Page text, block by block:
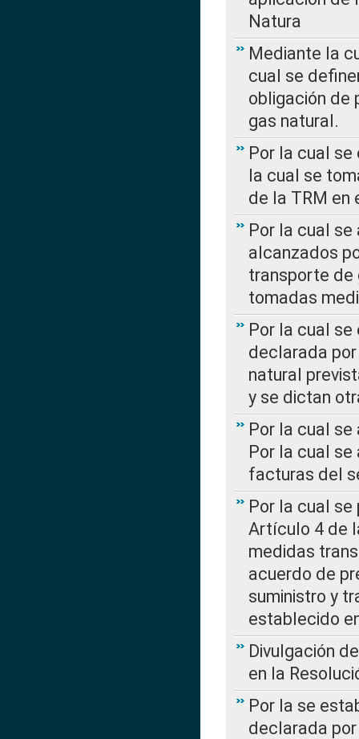
Natura
Mediante la
cual se
obligación de
gas natural.
Por la cual se
la cual se
de la TRM en
Por la cual
alcanzados
transporte de
tomadas
Por la cual
declarada
natural
y se dictan
Por la cual se
Por la cual
facturas del
Por la cual
Artículo 4 de
medidas
acuerdo de
suministro y
establecido
Divulgación
en la
Por la se
declarada